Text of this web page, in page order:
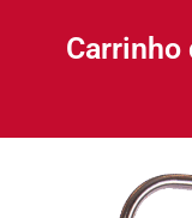
Carrinho